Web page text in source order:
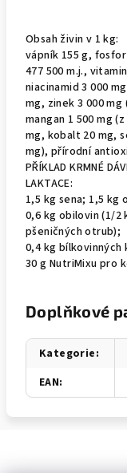
Obsah živin v 1 kg:
vápník 155 g,
477 500 m.j.,
niacinamid 3 000
mg, zinek 3 000
mangan 1 500 mg
mg, kobalt 20 mg,
mg), přírodní
PŘÍKLAD KRMNÉ
LAKTACE:
1,5 kg sena; 1,5 kg
0,6 kg obilovin (1/2
pšeničných otrub);
0,4 kg bílkovinných
30 g NutriMixu pro
Doplňkové
Kategorie:
EAN: